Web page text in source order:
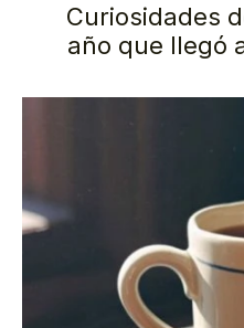
Curiosidades
año que llegó